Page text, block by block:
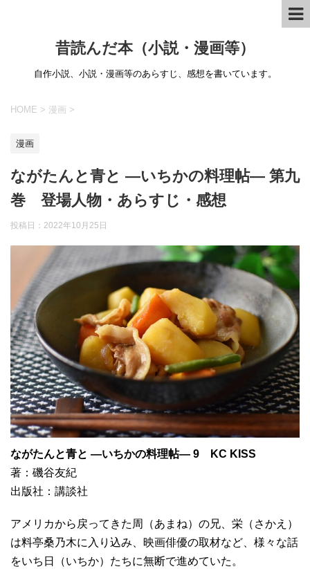
昔読んだ本（小説・漫画等）
自作小説、小説・漫画等のあらすじ、感想を書いています。
HOME > 漫画 >
漫画
ながたんと青と ―いちかの料理帖― 第九
巻 登場人物・あらすじ・感想
投稿日： 2022年10月25日
ながたんと青と ―いちかの料理帖― 9 KC KISS
著：磯谷友紀
出版社：講談社
アメリカから戻ってきた周（あまね）の兄、栄（さかえ）
は料亭桑乃木に入り込み、映画俳優の取材など、様々な話
をいち日（いちか）たちに無断で進めていた。